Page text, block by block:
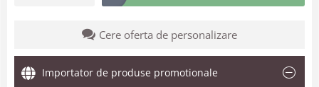
Cere oferta de personalizare
Importator de produse promotionale